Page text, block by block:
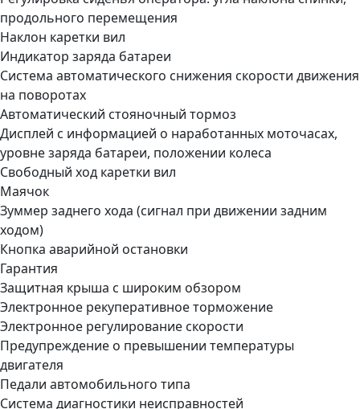
продольного перемещения
Наклон каретки вил
Индикатор заряда батареи
Система автоматического снижения скорости движения
на поворотах
Автоматический стояночный тормоз
Дисплей с информацией о наработанных моточасах,
уровне заряда батареи, положении колеса
Свободный ход каретки вил
Маячок
Зуммер заднего хода (сигнал при движении задним
ходом)
Кнопка аварийной остановки
Гарантия
Защитная крыша с широким обзором
Электронное рекуперативное торможение
Электронное регулирование скорости
Предупреждение о превышении температуры
двигателя
Педали автомобильного типа
Система диагностики неисправностей